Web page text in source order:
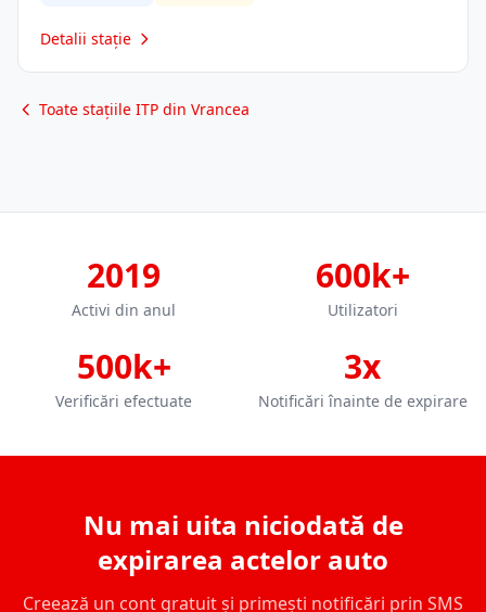
Detalii stație
Toate stațiile ITP din Vrancea
2019
Activi din anul
600k+
Utilizatori
500k+
Verificări efectuate
3x
Notificări înainte de expirare
Nu mai uita niciodată de
expirarea actelor auto
Creează un cont gratuit și primești notificări prin SMS